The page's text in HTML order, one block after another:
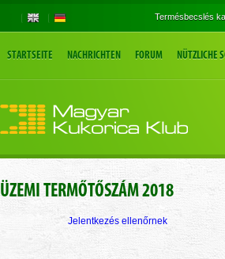
Termésbecslés
STARTSEITE NACHRICHTEN FORUM NÜTZLICHE
ÜZEMI TERMŐTŐSZÁM 2018
Jelentkezés ellenőrnek